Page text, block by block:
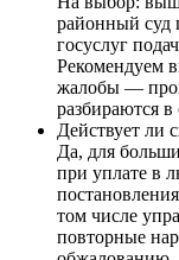
районный суд
госуслуг
Рекомендуем
жалобы —
разбираются в
Действует ли
Да, для
при уплате в
том числе
повторные